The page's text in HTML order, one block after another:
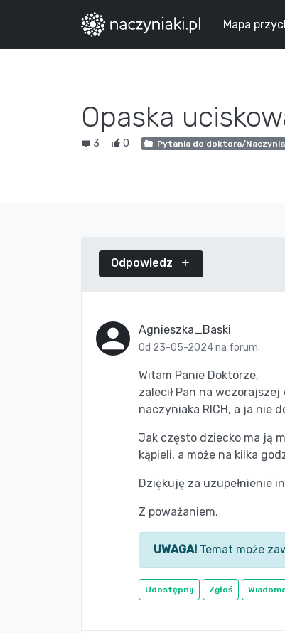
Mapa
Opaska
3 0 Pytania do doktora/
Odpowiedz
Agnieszka_Baski
Od 23-05-2024 na forum.
Witam Panie Doktorze,
zalecił Pan na
naczyniaka RICH, a ja nie
Jak często dziecko ma ją
kąpieli, a może na kilka
Dziękuję za uzupełnienie
Z poważaniem,
UWAGA! Temat może
Udostępnij Zgłoś